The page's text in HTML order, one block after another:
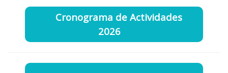
Cronograma de Actividades
2026